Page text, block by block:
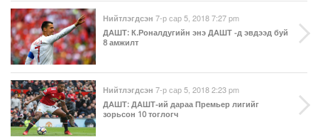
Нийтлэгдсэн 7-р сар 5, 2018 7:27 pm
ДАШТ: К.Роналдугийн энэ ДАШТ -д эвдээд буй
8 амжилт
Нийтлэгдсэн 7-р сар 5, 2018 2:23 pm
ДАШТ: ДАШТ-ий дараа Премьер лигийг
зорьсон 10 тоглогч